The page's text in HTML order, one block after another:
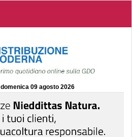
domenica 09 agosto 2026